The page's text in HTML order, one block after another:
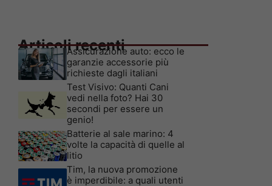
Articoli recenti
Assicurazione auto: ecco le
garanzie accessorie più
richieste dagli italiani
Test Visivo: Quanti Cani
vedi nella foto? Hai 30
secondi per essere un
genio!
Batterie al sale marino: 4
volte la capacità di quelle al
litio
Tim, la nuova promozione
è imperdibile: a quali utenti